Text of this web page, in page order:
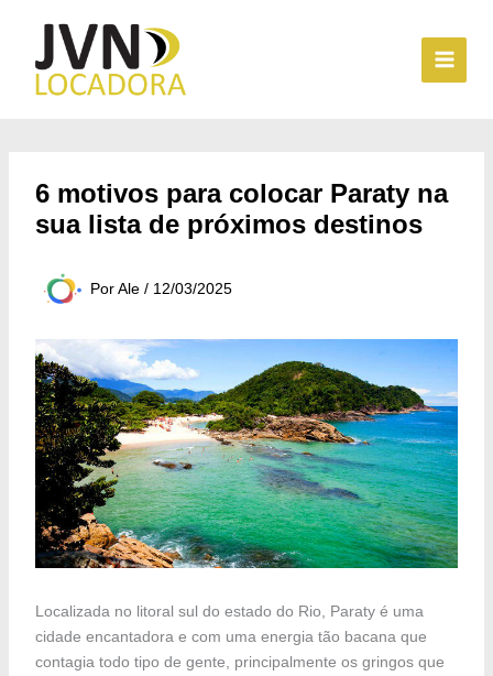
conteúdo
6 motivos para colocar Paraty na
sua lista de próximos destinos
PorAle / 12/03/2025
Localizada no litoral sul do estado do Rio, Paraty é uma
cidade encantadora e com uma energia tão bacana que
contagia todo tipo de gente, principalmente os gringos que